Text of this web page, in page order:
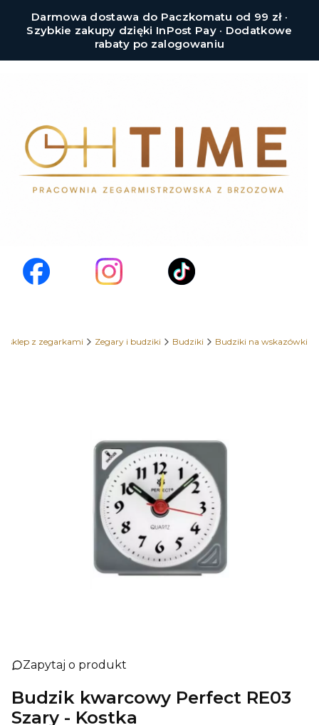
Darmowa dostawa do Paczkomatu od 99 zł ·
Szybkie zakupy dzięki InPost Pay · Dodatkowe
rabaty po zalogowaniu
sklep z zegarkami Zegary i budziki Budziki Budziki na wskazówki
Zapytaj o produkt
Budzik kwarcowy Perfect RE03
Szary - Kostka